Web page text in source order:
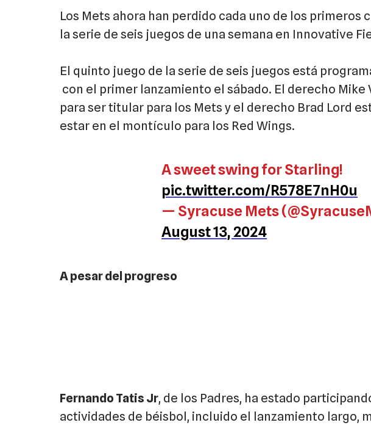
Los Mets ahora han perdido cada uno de los primeros
la serie de seis juegos de una semana en Innovative
El quinto juego de la serie de seis juegos está
con el primer lanzamiento el sábado. El derecho Mike
para ser titular para los Mets y el derecho Brad Lord
estar en el montículo para los Red Wings.
A sweet swing for Starling!
pic.twitter.com/R578E7nH0u
— Syracuse Mets
August 13, 2024
A pesar del progreso
Fernando Tatis Jr, de los Padres, ha estado
actividades de béisbol, incluido el lanzamiento largo,